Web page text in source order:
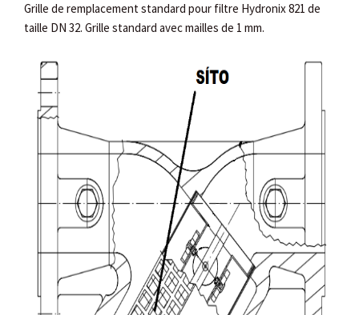
Grille de remplacement standard pour filtre Hydronix 821 de
taille DN 32. Grille standard avec mailles de 1 mm.